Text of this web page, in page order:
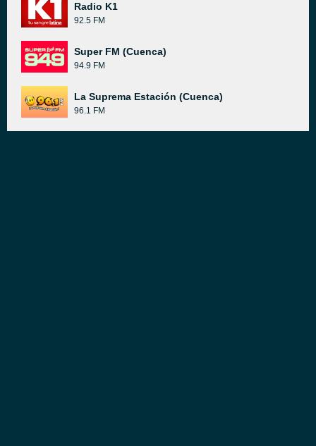
Radio K1
92.5 FM
Super FM (Cuenca)
94.9 FM
La Suprema Estación (Cuenca)
96.1 FM